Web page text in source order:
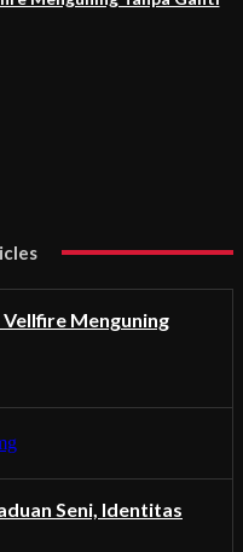
Menguning
Seni, Identitas